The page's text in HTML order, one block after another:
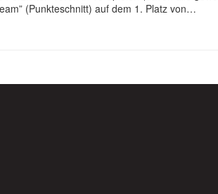
(Punkteschnitt) auf dem 1. Platz von…